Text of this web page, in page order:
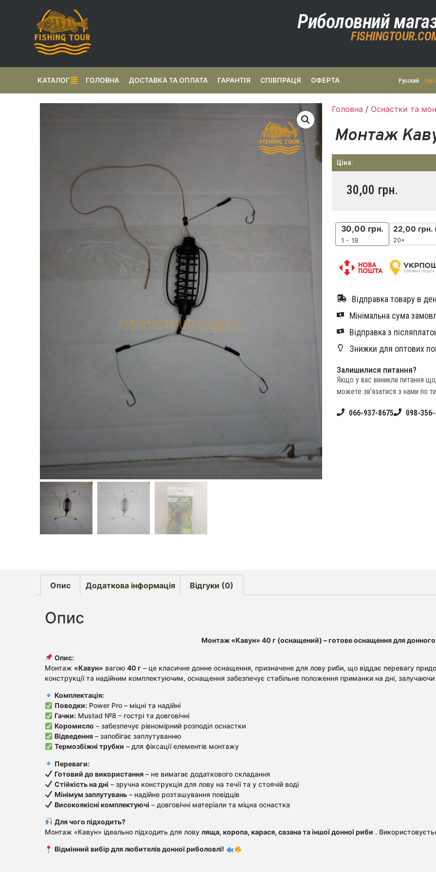
Риболовний
Русский
КАТАЛОГ ГОЛОВНА ДОСТАВКА ТА ОПЛАТА ГАРАНТІЯ СПІВПРАЦЯ ОФЕРТА
Головна / Оснастки та
Монтаж
Ціна:
30,00 грн.
30,00 грн.
1 - 19
22,00 грн.
20+
Відправка товару в
Мінімальна сума
Відправка з
Знижки для оптових
Залишилися питання?
Якщо у вас виникли питання
можете зв’язатися з нами по
066-937-8675 098-
Опис Додаткова інформація Відгуки (0)
Опис
Монтаж «Кавун» 40 г (оснащений) – готове оснащення для донного
Опис:
Монтаж «Кавун» вагою 40 г – це класичне донне оснащення, призначене для лову риби, що віддає перевагу
конструкції та надійним комплектуючим, оснащення забезпечує стабільне положення приманки на дні,
Комплектація:
Поводки:Power Pro – міцні та надійні
Гачки:Mustad №8 – гострі та довговічні
Коромисло – забезпечує рівномірний розподіл оснастки
Відведення– запобігає заплутуванню
Термозбіжні трубки – для фіксації елементів монтажу
Переваги:
Готовий до використання– не вимагає додаткового складання
Стійкість на дні – зручна конструкція для лову на течії та у стоячій воді
Мінімум заплутувань– надійне розташування повідців
Високоякісні комплектуючі – довговічні матеріали та міцна оснастка
Для чого підходить?
Монтаж «Кавун» ідеально підходить для лову ляща, коропа, карася, сазана та іншої донної риби .
Відмінний вибір для любителів донної риболовлі!